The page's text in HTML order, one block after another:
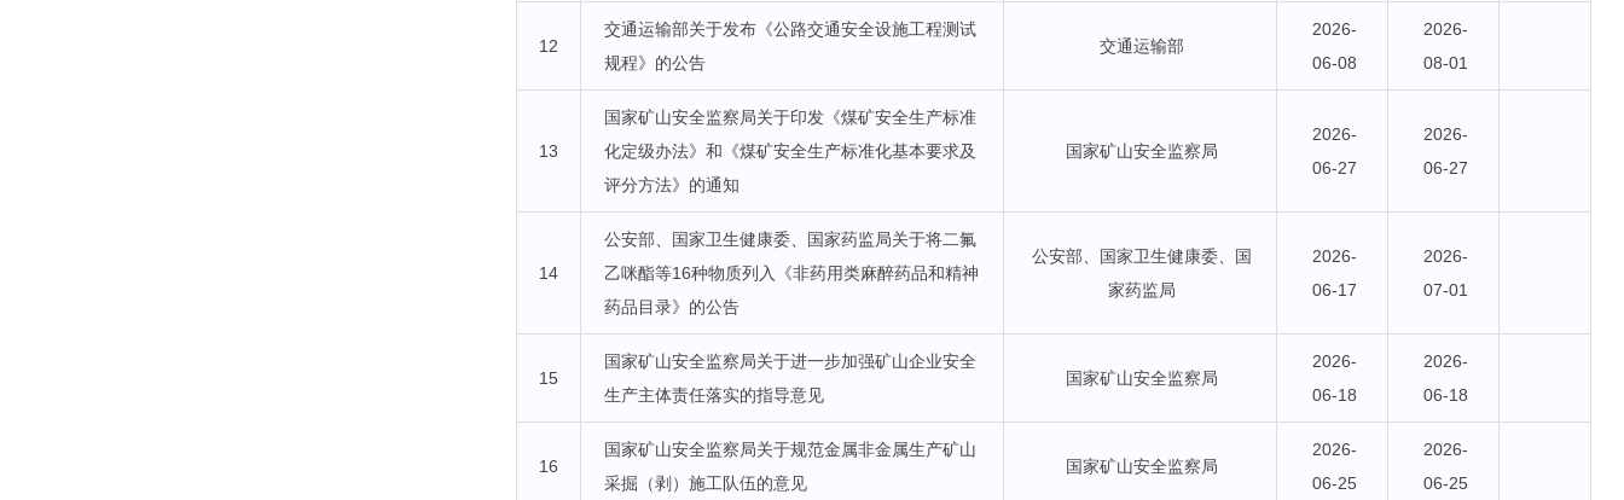
12
交通运输部关于发布《公路交通安全设施工程测试
规程》的公告
交通运输部
2026-
06-08
2026-
08-01
13
国家矿山安全监察局关于印发《煤矿安全生产标准
化定级办法》和《煤矿安全生产标准化基本要求及
评分方法》的通知
国家矿山安全监察局
2026-
06-27
2026-
06-27
14
公安部、国家卫生健康委、国家药监局关于将二氟
乙咪酯等16种物质列入《非药用类麻醉药品和精神
药品目录》的公告
公安部、国家卫生健康委、国
家药监局
2026-
06-17
2026-
07-01
15
国家矿山安全监察局关于进一步加强矿山企业安全
生产主体责任落实的指导意见
国家矿山安全监察局
2026-
06-18
2026-
06-18
16
国家矿山安全监察局关于规范金属非金属生产矿山
采掘（剥）施工队伍的意见
国家矿山安全监察局
2026-
06-25
2026-
06-25